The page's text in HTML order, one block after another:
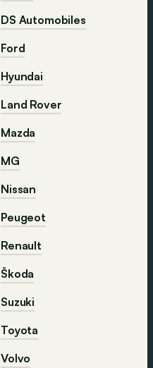
DS Automobiles
Ford
Hyundai
Land Rover
Mazda
MG
Nissan
Peugeot
Renault
Škoda
Suzuki
Toyota
Volvo